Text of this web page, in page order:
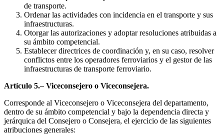
de transporte.
Ordenar las actividades con incidencia en el transporte y sus
infraestructuras.
Otorgar las autorizaciones y adoptar resoluciones atribuidas a
su ámbito competencial.
Establecer directrices de coordinación y, en su caso, resolver
conflictos entre los operadores ferroviarios y el gestor de las
infraestructuras de transporte ferroviario.
Artículo 5.– Viceconsejero o Viceconsejera.
Corresponde al Viceconsejero o Viceconsejera del departamento,
dentro de su ámbito competencial y bajo la dependencia directa y
jerárquica del Consejero o Consejera, el ejercicio de las siguientes
atribuciones generales: